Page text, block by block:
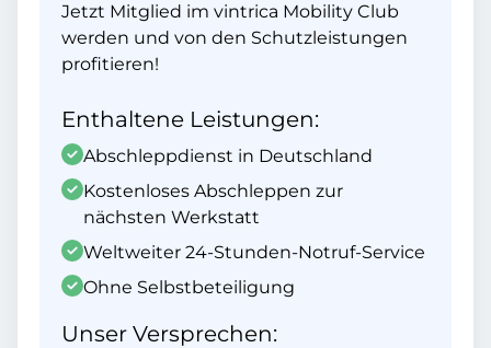
Jetzt Mitglied im vintrica Mobility Club
werden und von den Schutzleistungen
profitieren!
Enthaltene Leistungen:
Abschleppdienst in Deutschland
Kostenloses Abschleppen zur
nächsten Werkstatt
Weltweiter 24-Stunden-Notruf-Service
Ohne Selbstbeteiligung
Unser Versprechen: